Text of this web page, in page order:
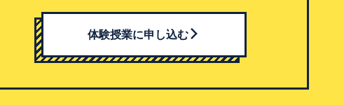
体験授業に申し込む